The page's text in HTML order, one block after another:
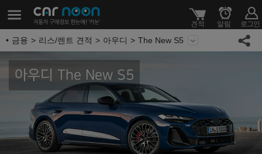
금융 리스/렌트 견적 아우디 The New S5
아우디 The New S5